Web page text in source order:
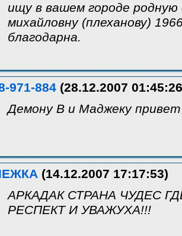
ищу в вашем городе
михайловну (плеханову)
благодарна.
971-884 (28.12.2007
Демону В и Маджеку
(14.12.2007 17:17:53)
АРКАДАК СТРАНА ЧУДЕС
РЕСПЕКТ И УВАЖУХА!!!